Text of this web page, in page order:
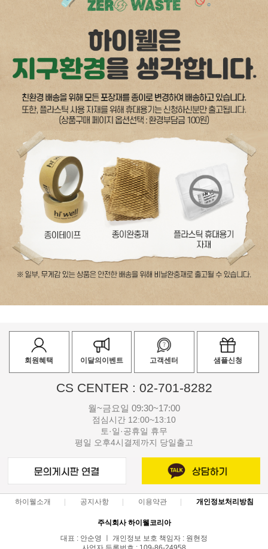
회원혜택 이달의이벤트 고객센터 샘플신청
CS CENTER : 02-701-8282
월~금요일 09:30~17:00
점심시간 12:00~13:10
토·일·공휴일 휴무
평일 오후4시결제까지 당일출고
하이웰소개 공지사항 이용약관 개인정보처리방침
주식회사 하이웰코리아
대표 : 안순영 ㅣ 개인정보 보호 책임자 : 원현정